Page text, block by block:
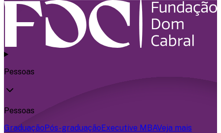
Pessoas
Pessoas
GraduaçãoPós-graduaçãoExecutive MBAVeja mais